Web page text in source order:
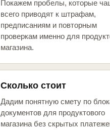
Покажем пробелы, которые
всего приводят к штрафам,
предписаниям и повторным
проверкам именно для
магазина.
Сколько стоит
Дадим понятную смету по
документов для продуктового
магазина без скрытых